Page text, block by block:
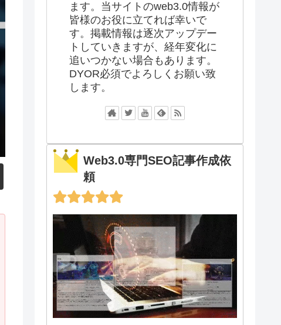
ます。当サイトのweb3.0情報が
皆様のお役に立てれば幸いで
す。掲載情報は逐次アップデー
トしていきますが、経年変化に
追いつかない場合もあります。
DYOR必須でよろしくお願い致
します。
Web3.0専門SEO記事作成依
頼